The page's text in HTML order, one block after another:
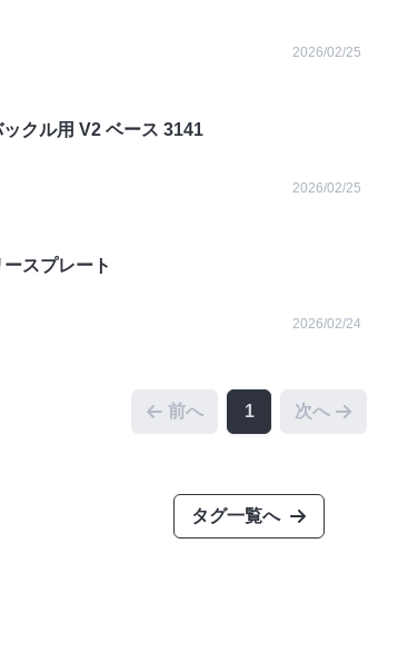
2026/02/25
クル用 V2 ベース 3141
2026/02/25
スプレート
2026/02/24
前へ 1 次へ
タグ一覧へ